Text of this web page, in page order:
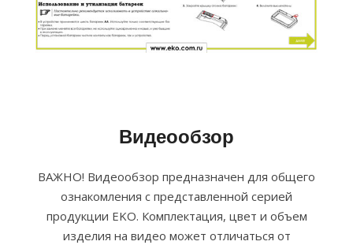
Видеообзор
ВАЖНО! Видеообзор предназначен для общего
ознакомления с представленной серией
продукции EKO. Комплектация, цвет и объем
изделия на видео может отличаться от